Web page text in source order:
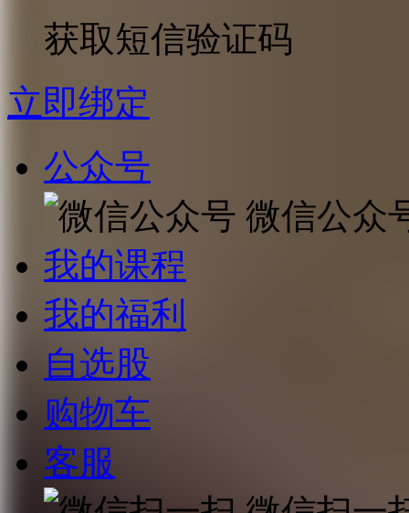
获取短信验证码
立即绑定
公众号
微信公众
我的课程
我的福利
自选股
购物车
客服